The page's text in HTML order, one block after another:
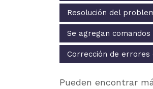
Resolución del
Se agregan
Corrección de errores
Pueden encontrar